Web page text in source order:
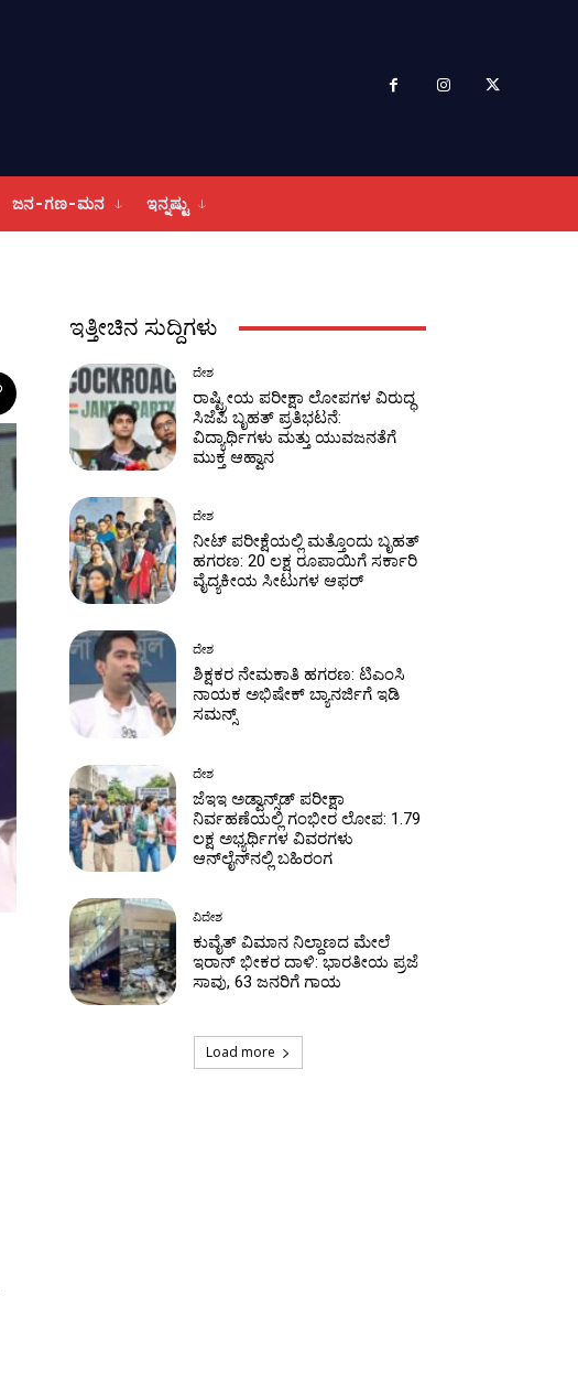
ಜನ-ಗಣ-ಮನ ಇನ್ನಷ್ಟು
ಇತ್ತೀಚಿನ ಸುದ್ದಿಗಳು
ದೇಶ
ರಾಷ್ಟ್ರೀಯ ಪರೀಕ್ಷಾ ಲೋಪಗಳ ವಿರುದ್ಧ
ಸಿಜೆಪಿ ಬೃಹತ್ ಪ್ರತಿಭಟನೆ:
ವಿದ್ಯಾರ್ಥಿಗಳು ಮತ್ತು ಯುವಜನತೆಗೆ
ಮುಕ್ತ ಆಹ್ವಾನ
ದೇಶ
ನೀಟ್ ಪರೀಕ್ಷೆಯಲ್ಲಿ ಮತ್ತೊಂದು ಬೃಹತ್
ಹಗರಣ: 20 ಲಕ್ಷ ರೂಪಾಯಿಗೆ ಸರ್ಕಾರಿ
ವೈದ್ಯಕೀಯ ಸೀಟುಗಳ ಆಫರ್
ದೇಶ
ಶಿಕ್ಷಕರ ನೇಮಕಾತಿ ಹಗರಣ: ಟಿಎಂಸಿ
ನಾಯಕ ಅಭಿಷೇಕ್ ಬ್ಯಾನರ್ಜಿಗೆ ಇಡಿ
ಸಮನ್ಸ್
ದೇಶ
ಜೆಇಇ ಅಡ್ವಾನ್ಸ್‌ಡ್ ಪರೀಕ್ಷಾ
ನಿರ್ವಹಣೆಯಲ್ಲಿ ಗಂಭೀರ ಲೋಪ: 1.79
ಲಕ್ಷ ಅಭ್ಯರ್ಥಿಗಳ ವಿವರಗಳು
ಆನ್‌ಲೈನ್‌ನಲ್ಲಿ ಬಹಿರಂಗ
ವಿದೇಶ
ಕುವೈತ್ ವಿಮಾನ ನಿಲ್ದಾಣದ ಮೇಲೆ
ಇರಾನ್ ಭೀಕರ ದಾಳಿ: ಭಾರತೀಯ ಪ್ರಜೆ
ಸಾವು, 63 ಜನರಿಗೆ ಗಾಯ
Load more